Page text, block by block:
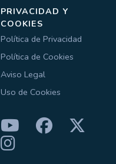
PRIVACIDAD Y
COOKIES
Política de Privacidad
Política de Cookies
Aviso Legal
Uso de Cookies